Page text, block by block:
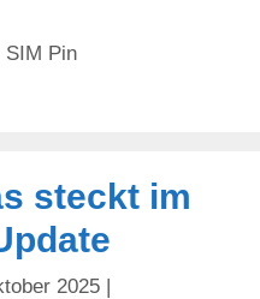
SIM Pin
steckt im
2025